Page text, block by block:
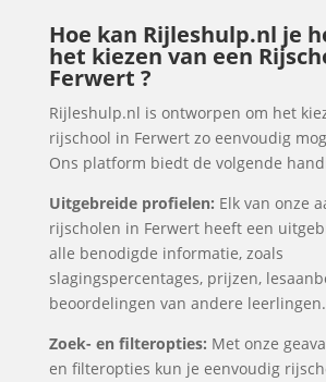
Hoe kan Rijleshulp.nl je
het kiezen van een
Ferwert ?
Rijleshulp.nl is ontworpen om het
rijschool in Ferwert zo eenvoudig
Ons platform biedt de volgende
Uitgebreide profielen: Elk van onze
rijscholen in Ferwert heeft een
alle benodigde informatie, zoals
slagingspercentages, prijzen,
beoordelingen van andere leerlingen.
Zoek- en filteropties: Met onze
en filteropties kun je eenvoudig